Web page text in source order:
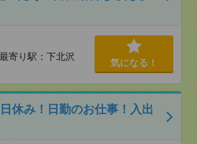
寄り駅：下北沢
気になる！
休み！日勤のお仕事！入出